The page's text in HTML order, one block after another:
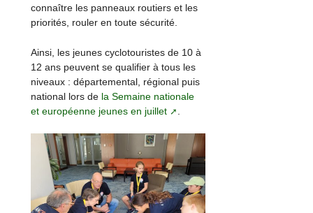
connaître les panneaux routiers et les
priorités, rouler en toute sécurité.
Ainsi, les jeunes cyclotouristes de 10 à
12 ans peuvent se qualifier à tous les
niveaux : départemental, régional puis
national lors de la Semaine nationale
et européenne jeunes en juillet